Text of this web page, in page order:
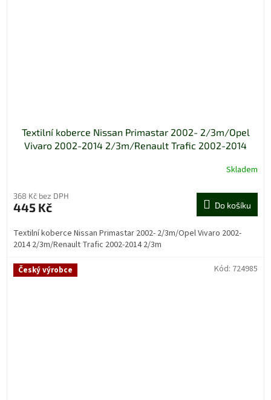
Textilní koberce Nissan Primastar 2002- 2/3m/Opel
Vivaro 2002-2014 2/3m/Renault Trafic 2002-2014
Skladem
368 Kč bez DPH
445 Kč Do košíku
Textilní koberce Nissan Primastar 2002- 2/3m/Opel Vivaro 2002-
2014 2/3m/Renault Trafic 2002-2014 2/3m
Český výrobce Kód: 724985